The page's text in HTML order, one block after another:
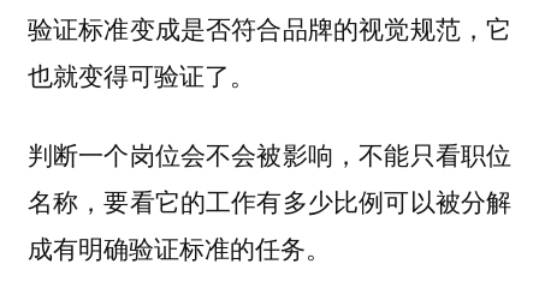
验证标准变成是否符合品牌的视觉规范，它
也就变得可验证了。
判断一个岗位会不会被影响，不能只看职位
名称，要看它的工作有多少比例可以被分解
成有明确验证标准的任务。